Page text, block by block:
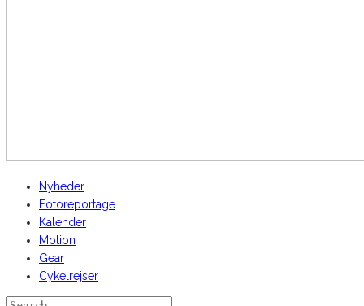
Nyheder
Fotoreportage
Kalender
Motion
Gear
Cykelrejser